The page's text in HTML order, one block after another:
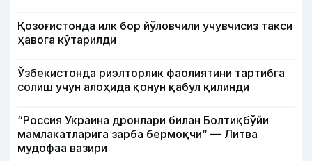
Қозоғистонда илк бор йўловчили учувчисиз такси
ҳавога кўтарилди
Ўзбекистонда риэлторлик фаолиятини тартибга
солиш учун алоҳида қонун қабул қилинди
“Россия Украина дронлари билан Болтиқбўйи
мамлакатларига зарба бермоқчи” — Литва
мудофаа вазири